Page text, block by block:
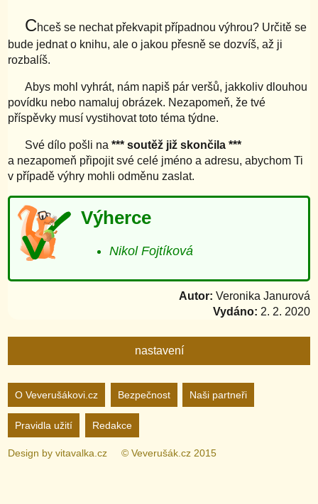
Chceš se nechat překvapit případnou výhrou? Určitě se
bude jednat o knihu, ale o jakou přesně se dozvíš, až ji
rozbalíš.
Abys mohl vyhrát, nám napiš pár veršů, jakkoliv dlouhou
povídku nebo namaluj obrázek. Nezapomeň, že tvé
příspěvky musí vystihovat toto téma týdne.
Své dílo pošli na*** soutěž již skončila ***
a nezapomeň připojit své celé jméno a adresu, abychom Ti
v případě výhry mohli odměnu zaslat.
Výherce
Nikol Fojtíková
Autor: Veronika Janurová
Vydáno: 2. 2. 2020
nastavení
Nastavení webu
Animované
O Veverušákovi.cz Bezpečnost Naši partneři
Pravidla užití Redakce
Design byvitavalka.cz © Veverušák.cz 2015